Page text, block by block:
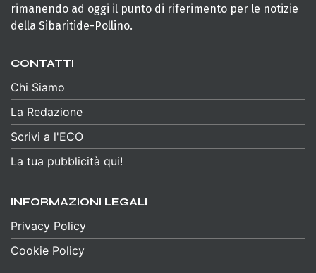
rimanendo ad oggi il punto di riferimento per le notizie
della Sibaritide-Pollino.
CONTATTI
Chi Siamo
La Redazione
Scrivi a l'ECO
La tua pubblicità qui!
INFORMAZIONI LEGALI
Privacy Policy
Cookie Policy